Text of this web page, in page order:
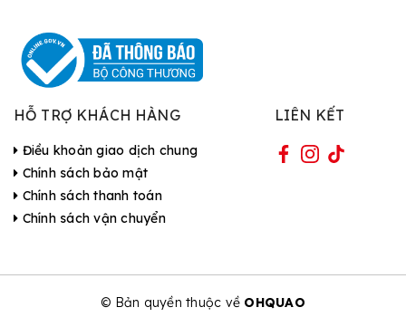
HỖ TRỢ KHÁCH HÀNG
Điều khoản giao dịch chung
Chính sách bảo mật
Chính sách thanh toán
Chính sách vận chuyển
LIÊN KẾT
© Bản quyền thuộc về OHQUAO